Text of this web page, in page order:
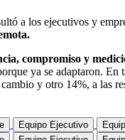
a los ejecutivos y
compromiso y
ya se adaptaron.
y otro 14%, a las
Equipo Ejecutivo